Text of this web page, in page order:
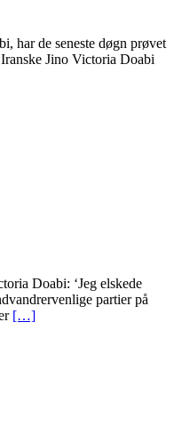
har de seneste døgn prøvet
Jino Victoria Doabi
Doabi: ‘Jeg elskede
partier på
[…]